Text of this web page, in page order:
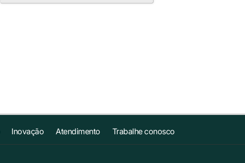
Inovação Atendimento Trabalhe conosco